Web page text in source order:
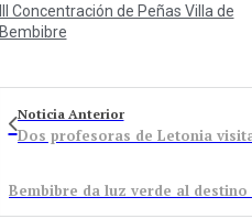
III Concentración de Peñas Villa de
Bembibre
Noticia Anterior
Dos profesoras de Letonia